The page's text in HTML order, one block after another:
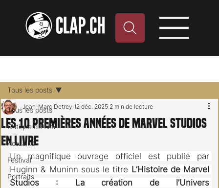
Tous les posts
Critique de film
Actualité
Festival
Portraits
Tous les posts
Les 10 premières années de Marvel Studios
en livre
Jean-Marc Detrey 12 déc. 2025 2 min de lecture
Un magnifique ouvrage officiel est publié par
Huginn & Muninn sous le titre L’Histoire de Marvel
Studios : La création de l’Univers